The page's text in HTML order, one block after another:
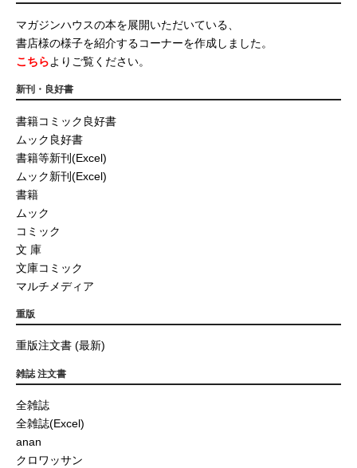
マガジンハウスの本を展開いただいている、
書店様の様子を紹介するコーナーを作成しました。
こちらよりご覧ください。
新刊・良好書
書籍コミック良好書
ムック良好書
書籍等新刊(Excel)
ムック新刊(Excel)
書籍
ムック
コミック
文 庫
文庫コミック
マルチメディア
重版
重版注文書 (最新)
雑誌 注文書
全雑誌
全雑誌(Excel)
anan
クロワッサン